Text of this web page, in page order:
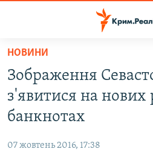
Перейти
основного
матеріалу
Перейти
до
основної
НОВИНИ
ВОДА.КРИМ
ВІДЕО ТА ФОТО
БЛОГИ
НОВИНИ
Зображення
з'явитися на нових
банкнотах
07 жовтень 2016, 17:38